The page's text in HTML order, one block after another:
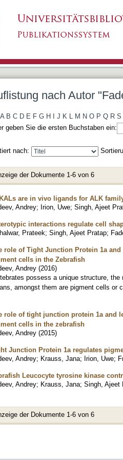
nach Autor
A B C D E F G H J K L M N O P Q R S
geben Sie die ersten Buchstaben ein:
nach:
der Dokumente 1-6 von 6
are in vivo ligands for ALK
Andrey; Irion, Uwe; Singh, Ajeet
interactions regulate cell
Prateek; Singh, Ajeet Pratap;
role of Tight Junction Protein 1a
cells in the Zebrafish
Andrey (2016)
possess a unique structure,
amongst them are pigment cells or
role of tight junction protein 1a and
cells in the zebrafish
Andrey (2015)
Junction Protein 1a regulates
Andrey; Krauss, Jana; Irion, Uwe;
Leucocyte tyrosine kinase
Andrey; Krauss, Jana; Singh, Ajeet
der Dokumente 1-6 von 6